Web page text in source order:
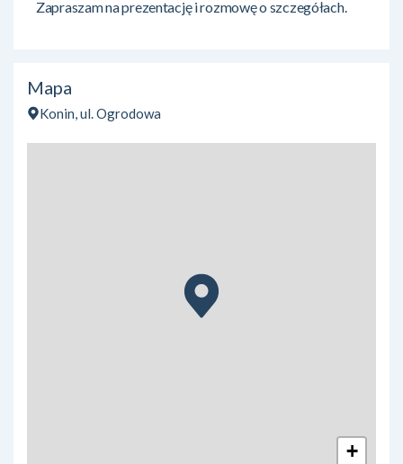
Zapraszam na prezentację i rozmowę o szczegółach.
Mapa
Konin, ul. Ogrodowa
+